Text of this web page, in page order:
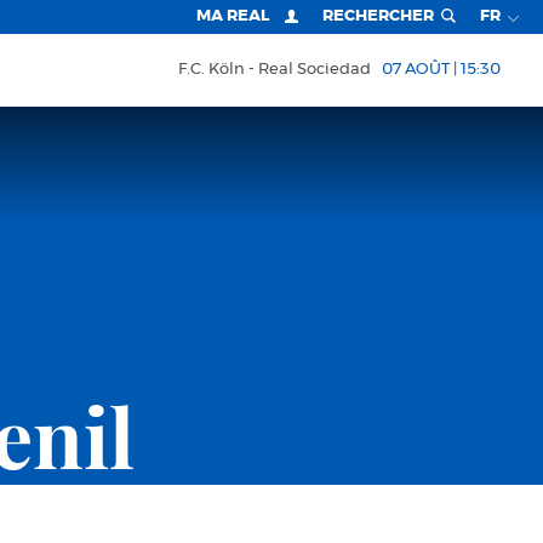
MA REAL RECHERCHER FR
F.C. Köln Real Sociedad 07 AOÛT | 15:30